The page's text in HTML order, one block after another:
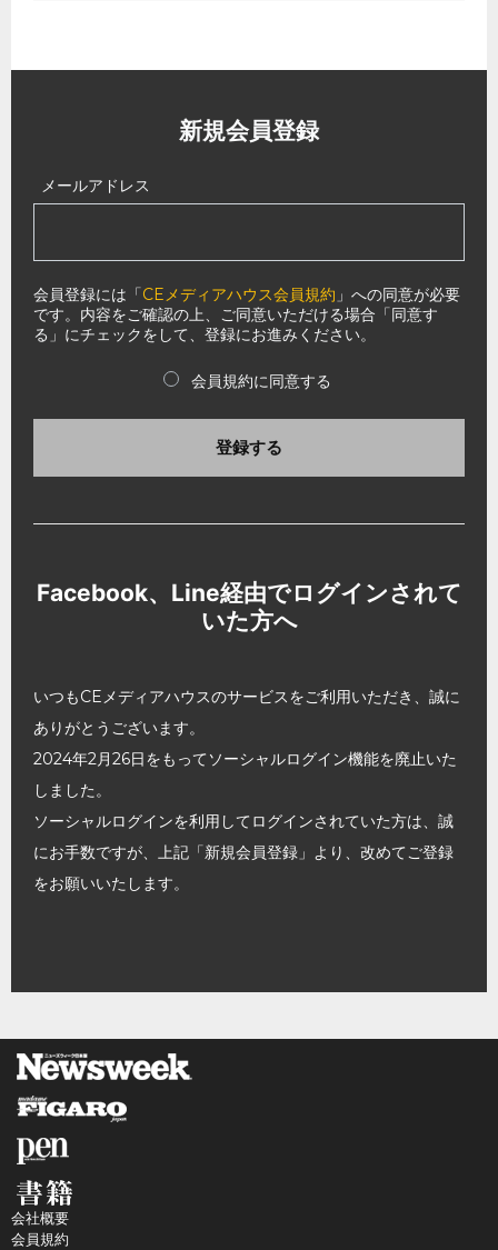
新規会員登録
メールアドレス
会員登録には「CEメディアハウス会員規約 」への同意が必要
です。内容をご確認の上、ご同意いただける場合「同意す
る」にチェックをして、登録にお進みください。
会員規約に同意する
登録する
Facebook、Line経由でログインされて
いた方へ
いつもCEメディアハウスのサービスをご利用いただき、誠に
ありがとうございます。
2024年2月26日をもってソーシャルログイン機能を廃止いた
しました。
ソーシャルログインを利用してログインされていた方は、誠
にお手数ですが、上記「新規会員登録」より、改めてご登録
をお願いいたします。
会社概要
会員規約